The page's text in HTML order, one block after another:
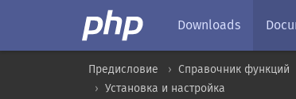
Downloads
Предисловие Справочник функций
Установка и настройка